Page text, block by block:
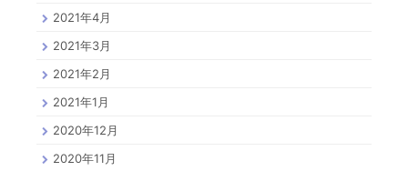
2021年4月
2021年3月
2021年2月
2021年1月
2020年12月
2020年11月